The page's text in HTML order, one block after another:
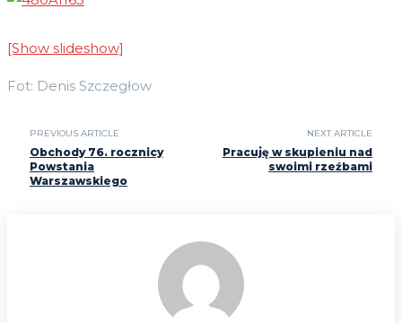
[Show slideshow]
Fot: Denis Szczegłow
PREVIOUS ARTICLE
Obchody 76. rocznicy
Powstania
Warszawskiego
NEXT ARTICLE
Pracuję w skupieniu nad
swoimi rzeźbami